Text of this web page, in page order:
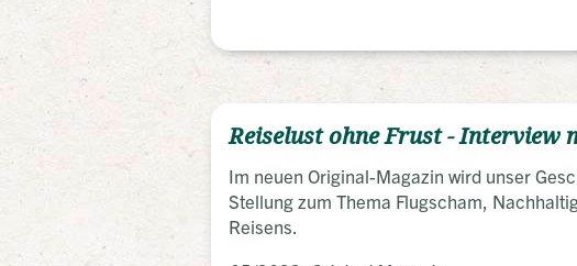
Reiselust ohne Frust - Interview
Im neuen Original-Magazin wird unser
Stellung zum Thema Flugscham,
Reisens.